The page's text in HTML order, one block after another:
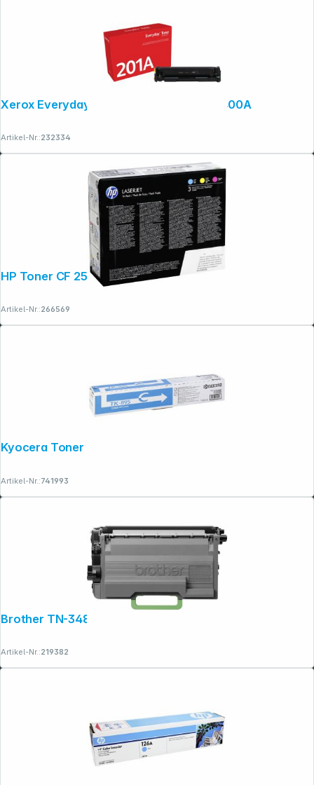
Xerox Everyday Black Toner ers. HP CF400A
Artikel-Nr.:232334
HP Toner CF 253 XM C/M/Y No. 201 X
Artikel-Nr.:266569
Kyocera Toner TK-895 C cyan
Artikel-Nr.:741993
Brother TN-3480 Toner schwarz
Artikel-Nr.:219382